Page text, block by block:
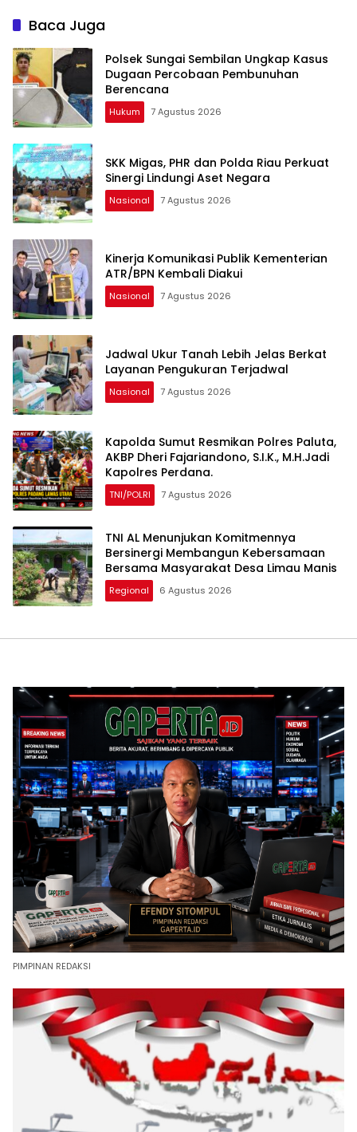
Baca Juga
Polsek Sungai Sembilan Ungkap Kasus
Dugaan Percobaan Pembunuhan
Berencana
Hukum 7 Agustus 2026
SKK Migas, PHR dan Polda Riau Perkuat
Sinergi Lindungi Aset Negara
Nasional 7 Agustus 2026
Kinerja Komunikasi Publik Kementerian
ATR/BPN Kembali Diakui
Nasional 7 Agustus 2026
Jadwal Ukur Tanah Lebih Jelas Berkat
Layanan Pengukuran Terjadwal
Nasional 7 Agustus 2026
Kapolda Sumut Resmikan Polres Paluta,
AKBP Dheri Fajariandono, S.I.K., M.H.Jadi
Kapolres Perdana.
TNI/POLRI 7 Agustus 2026
TNI AL Menunjukan Komitmennya
Bersinergi Membangun Kebersamaan
Bersama Masyarakat Desa Limau Manis
Regional 6 Agustus 2026
PIMPINAN REDAKSI